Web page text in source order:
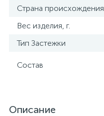
Страна происхождения
Вес изделия, г.
Тип Застежки
Состав
Описание